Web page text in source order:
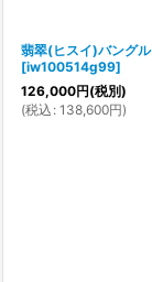
翡翠(ヒスイ)バングル
[iw100514g99]
126,000円(税別)
(税込 : 138,600円)